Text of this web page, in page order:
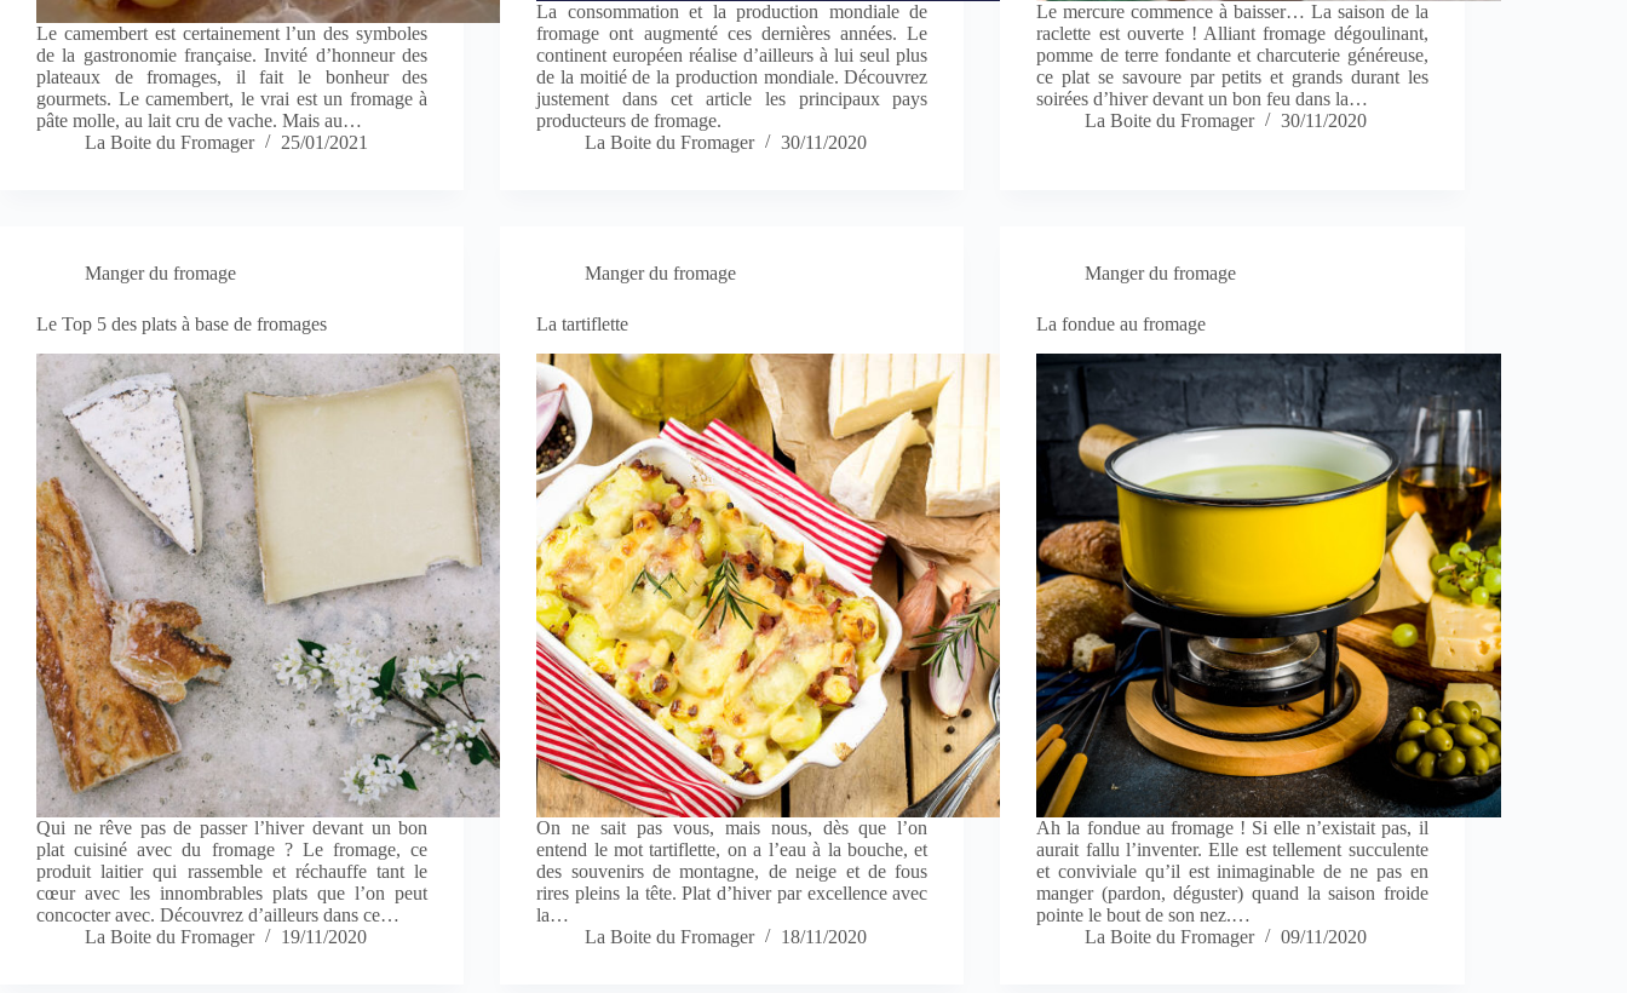
Le camembert est certainement l’un des symboles
de la gastronomie française. Invité d’honneur des
plateaux de fromages, il fait le bonheur des
gourmets. Le camembert, le vrai est un fromage à
pâte molle, au lait cru de vache. Mais au…
La Boite du Fromager
25/01/2021
La consommation et la production mondiale de
fromage ont augmenté ces dernières années. Le
continent européen réalise d’ailleurs à lui seul plus
de la moitié de la production mondiale. Découvrez
justement dans cet article les principaux pays
producteurs de fromage.
La Boite du Fromager
30/11/2020
Le mercure commence à baisser… La saison de la
raclette est ouverte ! Alliant fromage dégoulinant,
pomme de terre fondante et charcuterie généreuse,
ce plat se savoure par petits et grands durant les
soirées d’hiver devant un bon feu dans la…
La Boite du Fromager
30/11/2020
Manger du fromage
Le Top 5 des plats à base de fromages
Qui ne rêve pas de passer l’hiver devant un bon
plat cuisiné avec du fromage ? Le fromage, ce
produit laitier qui rassemble et réchauffe tant le
cœur avec les innombrables plats que l’on peut
concocter avec. Découvrez d’ailleurs dans ce…
La Boite du Fromager
19/11/2020
Manger du fromage
La tartiflette
On ne sait pas vous, mais nous, dès que l’on
entend le mot tartiflette, on a l’eau à la bouche, et
des souvenirs de montagne, de neige et de fous
rires pleins la tête. Plat d’hiver par excellence avec
la…
La Boite du Fromager
18/11/2020
Manger du fromage
La fondue au fromage
Ah la fondue au fromage ! Si elle n’existait pas, il
aurait fallu l’inventer. Elle est tellement succulente
et conviviale qu’il est inimaginable de ne pas en
manger (pardon, déguster) quand la saison froide
pointe le bout de son nez.…
La Boite du Fromager
09/11/2020